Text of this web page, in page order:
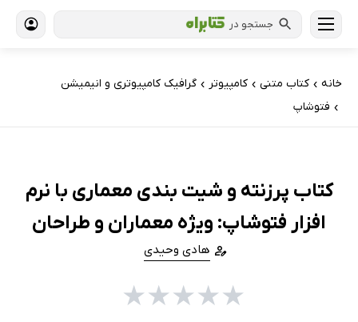
جستجو در
خانه › کتاب‌ متنی › کامپیوتر › گرافیک کامپیوتری و انیمیشن
› فتوشاپ
کتاب پرزنته و شیت بندی معماری با نرم
افزار فتوشاپ: ویژه معماران و طراحان
هادی وحیدی
★
★
★
★
★